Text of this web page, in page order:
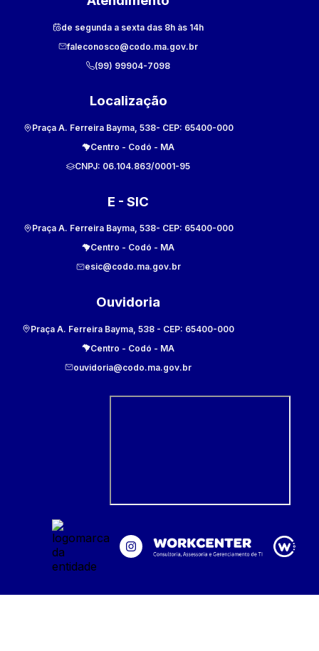
de segunda a sexta das 8h às 14h
faleconosco@codo.ma.gov.br
(99) 99904-7098
Localização
Praça A. Ferreira Bayma, 538- CEP: 65400-000
Centro - Codó - MA
CNPJ: 06.104.863/0001-95
E - SIC
Praça A. Ferreira Bayma, 538- CEP: 65400-000
Centro - Codó - MA
esic@codo.ma.gov.br
Ouvidoria
Praça A. Ferreira Bayma, 538 - CEP: 65400-000
Centro - Codó - MA
ouvidoria@codo.ma.gov.br